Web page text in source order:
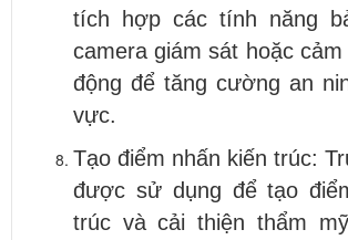
tích hợp các tính năng
camera giám sát hoặc cảm
động để tăng cường an
vực.
Tạo điểm nhấn kiến trúc:
được sử dụng để tạo
trúc và cải thiện thẩm